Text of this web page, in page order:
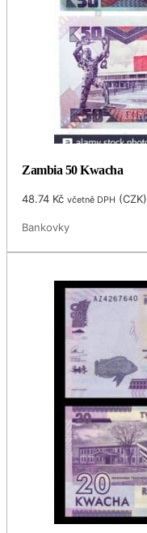
Zambia 50 Kwacha
48.74 Kč včetně DPH (CZK)
Bankovky